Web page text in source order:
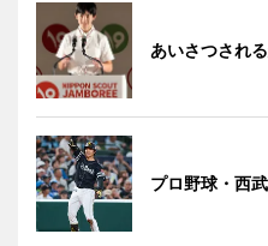
あいさつされ
プロ野球・西